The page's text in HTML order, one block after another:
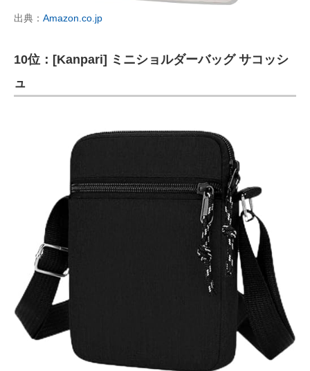
出典： Amazon.co.jp
10位：[Kanpari] ミニショルダーバッグ サコッシ
ュ